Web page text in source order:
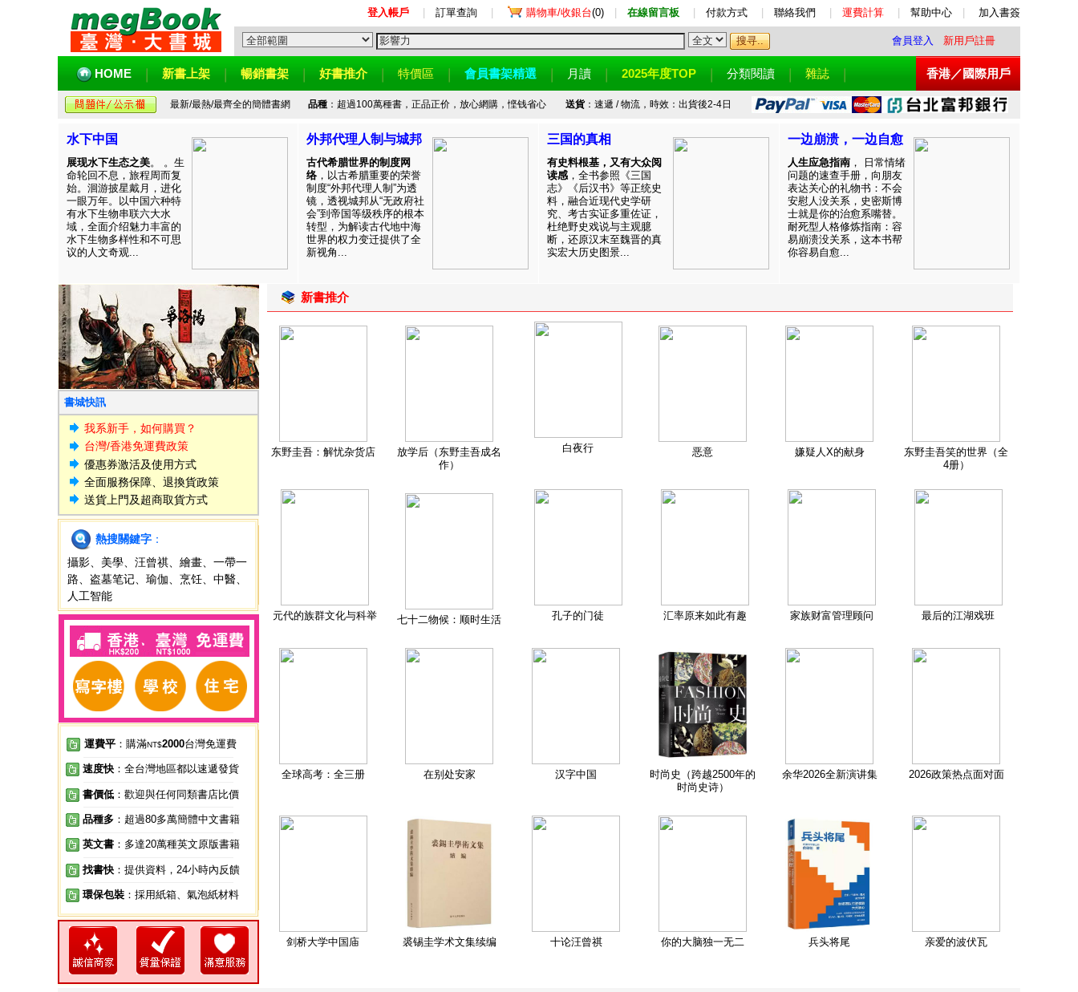
登入帳戶 訂單查詢 購物車/收銀台(0) 在線留言板 付款方式 聯絡我們 運費計算 幫助中心 加入書簽
會員登入 新用戶註冊
HOME 新書上架 暢銷書架 好書推介 特價區 會員書架精選 月讀 2025年度TOP 分類閱讀 雜誌 香港／國際用戶
最新/最熱/最齊全的簡體書網 品種：超過100萬種書，正品正价，放心網購，悭钱省心 送貨：速遞 / 物流，時效：出貨後2-4日
水下中国
展现水下生态之美。 。生
命轮回不息，旅程周而复
始。洄游披星戴月，进化
一眼万年。以中国六种特
有水下生物串联六大水
域，全面介绍魅力丰富的
水下生物多样性和不可思
议的人文奇观...
外邦代理人制与城邦
古代希腊世界的制度网
络 ，以古希腊重要的荣誉
制度“外邦代理人制”为透
镜，透视城邦从“无政府社
会”到帝国等级秩序的根本
转型，为解读古代地中海
世界的权力变迁提供了全
新视角...
三国的真相
有史料根基，又有大众阅
读感 ，全书参照《三国
志》《后汉书》等正统史
料，融合近现代史学研
究、考古实证多重佐证，
杜绝野史戏说与主观臆
断，还原汉末至魏晋的真
实宏大历史图景...
一边崩溃，一边自愈
人生应急指南 ， 日常情绪
问题的速查手册，向朋友
表达关心的礼物书：不会
安慰人没关系，史密斯博
士就是你的治愈系嘴替。
耐死型人格修炼指南：容
易崩溃没关系，这本书帮
你容易自愈...
書城快訊
我系新手，如何購買？
台灣/香港免運費政策
優惠券激活及使用方式
全面服務保障、退換貨政策
送貨上門及超商取貨方式
熱搜關鍵字 ：
攝影
美學 汪曾祺 繪畫
一帶一
路
盗墓笔记 瑜伽 烹饪 中醫
人工智能
運費平 ：購滿NT$2000台灣免運費
速度快 ：全台灣地區都以速遞發貨
書價低 ：歡迎與任何同類書店比價
品種多 ：超過80多萬簡體中文書籍
英文書 ：多達20萬種英文原版書籍
找書快 ：提供資料，24小時內反饋
環保包裝 ：採用紙箱、氣泡紙材料
新書推介
东野圭吾：解忧杂货店
放学后（东野圭吾成名
作）
白夜行 恶意 嫌疑人X的献身
东野圭吾笑的世界（全
4册）
元代的族群文化与科举 七十二物候：顺时生活 孔子的门徒 汇率原来如此有趣 家族财富管理顾问 最后的江湖戏班
全球高考：全三册 在别处安家 汉字中国
时尚史（跨越2500年的
时尚史诗）
余华2026全新演讲集 2026政策热点面对面
剑桥大学中国庙 裘锡圭学术文集续编 十论汪曾祺 你的大脑独一无二 兵头将尾 亲爱的波伏瓦